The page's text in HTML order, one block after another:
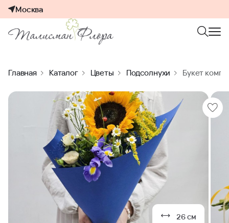
Москва
Главная Каталог Цветы Подсолнухи Букет
26 см